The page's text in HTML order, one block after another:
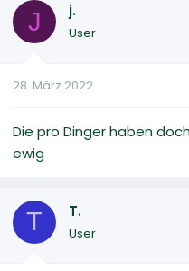
J j.
User
28. März 2022
Die pro Dinger haben
ewig
T T.
User